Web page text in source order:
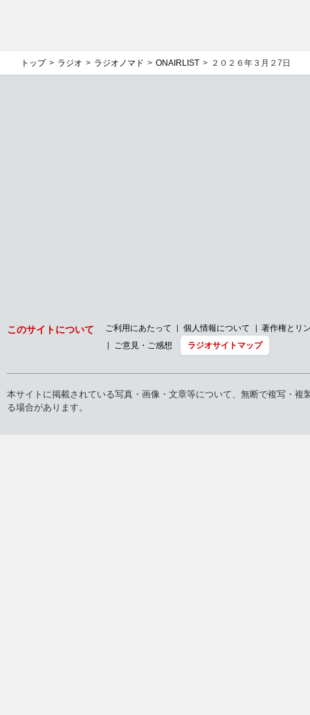
トップ ラジオ ラジオノマド ONAIRLIST ２０２６年３月２7日
このサイトについて ご利用にあたって 個人情報について
著作権とリ
ご意見・ご感想
ラジオサイトマップ
本サイトに掲載されている写真・画像・文章等について、無断で複写・
る場合があります。